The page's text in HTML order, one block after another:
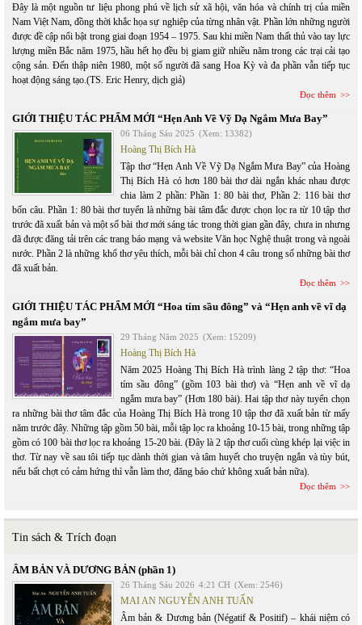
Đây là một nguồn tư liệu phong phú về lịch sử xã hội, văn hóa và chính trị của miền
Nam Việt Nam, đồng thời khắc họa sự nghiệp của từng nhân vật. Phần lớn những người
được đề cập nổi bật trong giai đoạn 1954 – 1975. Sau khi miền Nam thất thủ vào tay lực
lượng miền Bắc năm 1975, hầu hết họ đều bị giam giữ nhiều năm trong các trại cải tạo
cộng sản. Đến thập niên 1980, một số người đã sang Hoa Kỳ và đa phần vẫn tiếp tục
hoạt động sáng tạo.(TS. Eric Henry, dịch giả)
Đọc thêm
GIỚI THIỆU TÁC PHẨM MỚI “Hẹn Anh Về Vỹ Dạ Ngắm Mưa Bay”
06 Tháng Sáu 2025 (Xem: 13382)
Hoàng Thị Bích Hà
Tập thơ “Hẹn Anh Về Vỹ Dạ Ngắm Mưa Bay” của Hoàng
Thị Bích Hà có hơn 180 bài thơ dài ngắn khác nhau được
chia làm 2 phần: Phần 1: 80 bài thơ, Phần 2: 116 bài thơ
bốn câu. Phần 1: 80 bài thơ tuyển là những bài tâm đắc được chọn lọc ra từ 10 tập thơ
trước đã xuất bản và một số bài thơ mới sáng tác trong thời gian gần đây, chưa in nhưng
đã được đăng tải trên các trang báo mạng và website Văn học Nghệ thuật trong và ngoài
nước. Phần 2 là những khổ thơ yêu thích, mỗi bài chỉ chon 4 câu trong số những bài thơ
đã xuất bản.
Đọc thêm
GIỚI THIỆU TÁC PHẨM MỚI “Hoa tím sầu đông” và “Hẹn anh về vĩ dạ
ngắm mưa bay”
29 Tháng Năm 2025 (Xem: 15209)
Hoàng Thị Bích Hà
Năm 2025 Hoàng Thị Bích Hà trình làng 2 tập thơ: “Hoa
tím sầu đông” (gồm 103 bài thơ) và “Hẹn anh về vĩ dạ
ngắm mưa bay” (Hơn 180 bài). Hai tập thơ này tuyển chọn
ra những bài thơ tâm đắc của Hoàng Thị Bích Hà trong 10 tập thơ đã xuất bản từ mấy
năm trước đây. Những tập gồm 50 bài, mỗi tập lọc ra khoảng 10-15 bài, trong những tập
gồm có 100 bài thơ lọc ra khoảng 15-20 bài. (Đây là 2 tập thơ cuối cùng khép lại việc in
thơ. Từ nay về sau tôi tiếp tục dành thời gian và tâm huyết cho truyện ngắn và tùy bút,
nếu bất chợt có cảm hứng thì vẫn làm thơ, đăng báo chứ không xuất bản nữa).
Đọc thêm
Tin sách & Trích đoạn
ÂM BẢN VÀ DƯƠNG BẢN (phần 1)
26 Tháng Sáu 2026 4:21 CH (Xem: 2546)
MAI AN NGUYỄN ANH TUẤN
Âm bản & Dương bản (Négatif & Positif) – khái niệm có